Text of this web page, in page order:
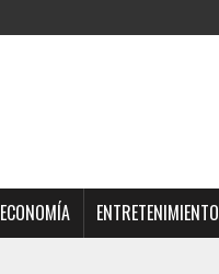
ECONOMÍA ENTRETENIMIENTO